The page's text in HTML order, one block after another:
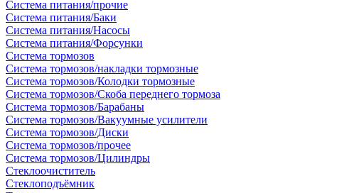
Система питания/прочие
Система питания/Баки
Система питания/Насосы
Система питания/Форсунки
Система тормозов
Система тормозов/накладки тормозные
Система тормозов/Колодки тормозные
Система тормозов/Скоба переднего тормоза
Система тормозов/Барабаны
Система тормозов/Вакуумные усилители
Система тормозов/Диски
Система тормозов/прочее
Система тормозов/Цилиндры
Стеклоочиститель
Стеклоподъёмник